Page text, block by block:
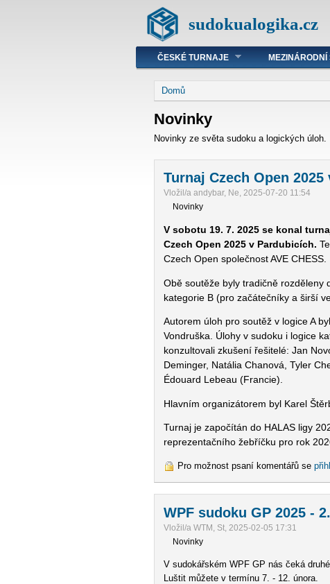
sudokualogika.cz
ČESKÉ TURNAJE MEZINÁRODNÍ
Domů
Novinky
Novinky ze světa sudoku a logických úloh.
Turnaj Czech Open
Vložil/a andybar, Ne, 2025-07-20 11:54
Novinky
V sobotu 19. 7. 2025 se konal
Czech Open 2025 v Pardubicích.
Czech Open společnost AVE CHESS.
Obě soutěže byly tradičně rozděleny
kategorie B (pro začátečníky a širší
Autorem úloh pro soutěž v logice A
Vondruška. Úlohy v sudoku i logice
konzultovali zkušení řešitelé: Jan
Deminger, Natália Chanová, Tyler
Édouard Lebeau (Francie).
Hlavním organizátorem byl Karel
Turnaj je započítán do HALAS ligy
reprezentačního žebříčku pro rok
Pro možnost psaní komentářů se
WPF sudoku GP 2025 -
Vložil/a WTM, St, 2025-02-05 17:31
Novinky
V sudokářském WPF GP nás čeká
Luštit můžete v termínu 7. - 12. února.